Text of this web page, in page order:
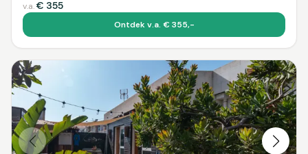
v.a.€ 355
Ontdek v.a. € 355,-